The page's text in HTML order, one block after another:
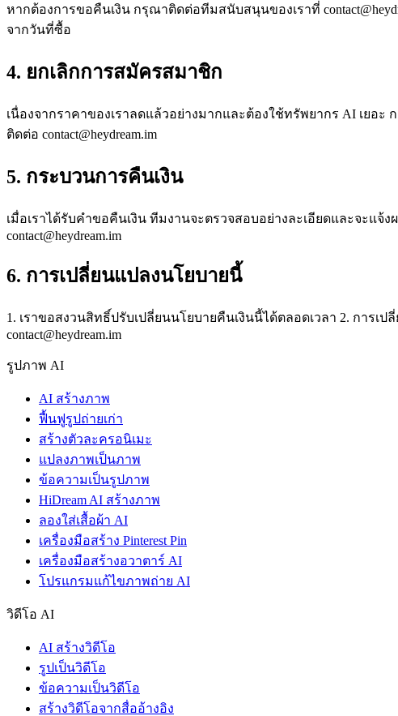
หากต้องการขอคืนเงิน กรุณาติดต่อทีมสนับสนุนของเราที่
จากวันที่ซื้อ
4. ยกเลิกการสมัครสมาชิก
เนื่องจากราคาของเราลดแล้วอย่างมากและต้องใช้ทรัพยากร AI เยอ
ติดต่อ contact@heydream.im
5. กระบวนการคืนเงิน
เมื่อเราได้รับคำขอคืนเงิน ทีมงานจะตรวจสอบอย่างละเอียดและจะแ
contact@heydream.im
6. การเปลี่ยนแปลงนโยบายนี้
1. เราขอสงวนสิทธิ์ปรับเปลี่ยนนโยบายคืนเงินนี้ได้ตลอดเวลา 2. การ
contact@heydream.im
รูปภาพ AI
AI สร้างภาพ
ฟื้นฟูรูปถ่ายเก่า
สร้างตัวละครอนิเมะ
แปลงภาพเป็นภาพ
ข้อความเป็นรูปภาพ
HiDream AI สร้างภาพ
ลองใส่เสื้อผ้า AI
เครื่องมือสร้าง Pinterest Pin
เครื่องมือสร้างอวาตาร์ AI
โปรแกรมแก้ไขภาพถ่าย AI
วิดีโอ AI
AI สร้างวิดีโอ
รูปเป็นวิดีโอ
ข้อความเป็นวิดีโอ
สร้างวิดีโอจากสื่ออ้างอิง